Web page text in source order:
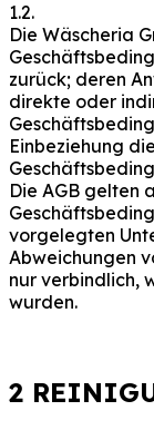
1.2.
Die Wäscheria
zurück; deren
direkte oder
Einbeziehung
Die AGB gelten
vorgelegten
Abweichungen
nur verbindlich,
wurden.
2